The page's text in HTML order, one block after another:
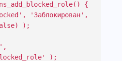
{
);
);